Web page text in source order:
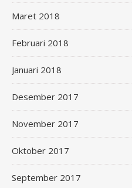
Maret 2018
Februari 2018
Januari 2018
Desember 2017
November 2017
Oktober 2017
September 2017